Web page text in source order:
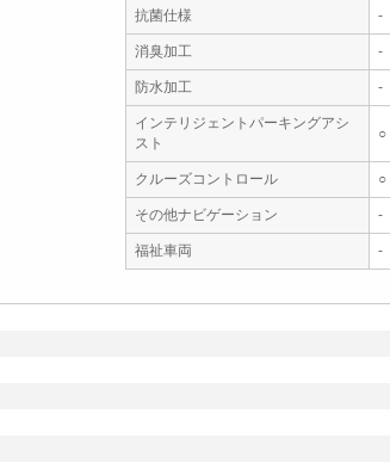
抗菌仕様 -
消臭加工 -
防水加工 -
インテリジェントパーキングアシ
スト
○
クルーズコントロール ○
その他ナビゲーション -
福祉車両
-